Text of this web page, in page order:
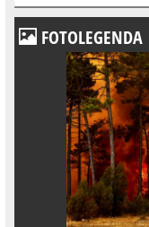
FOTOLEGENDA